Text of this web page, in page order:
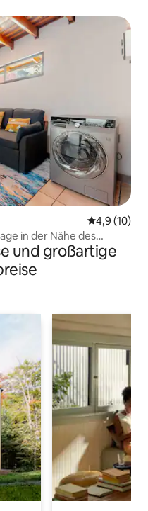
4,9 (10)
in der Nähe des
und großartige